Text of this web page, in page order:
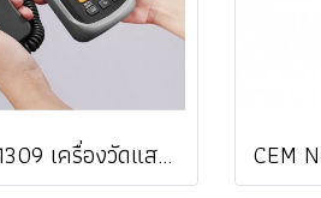
CEM DT-1309 เครื่องวัดแสง DIGITAL LUX METER ราคา